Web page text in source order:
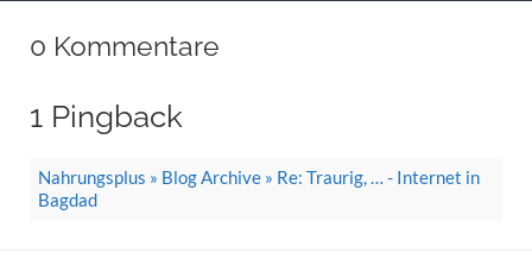
0 Kommentare
1 Pingback
Nahrungsplus » Blog Archive » Re: Traurig, … - Internet in
Bagdad